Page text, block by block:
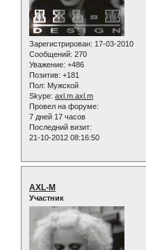
Зарегистрирован: 17-03-2010
Сообщений: 270
Уважение: +486
Позитив: +181
Пол: Мужской
Skype: axl.m.axl.m
Провел на форуме:
7 дней 17 часов
Последний визит:
21-10-2012 08:16:50
AXL-M
Участник